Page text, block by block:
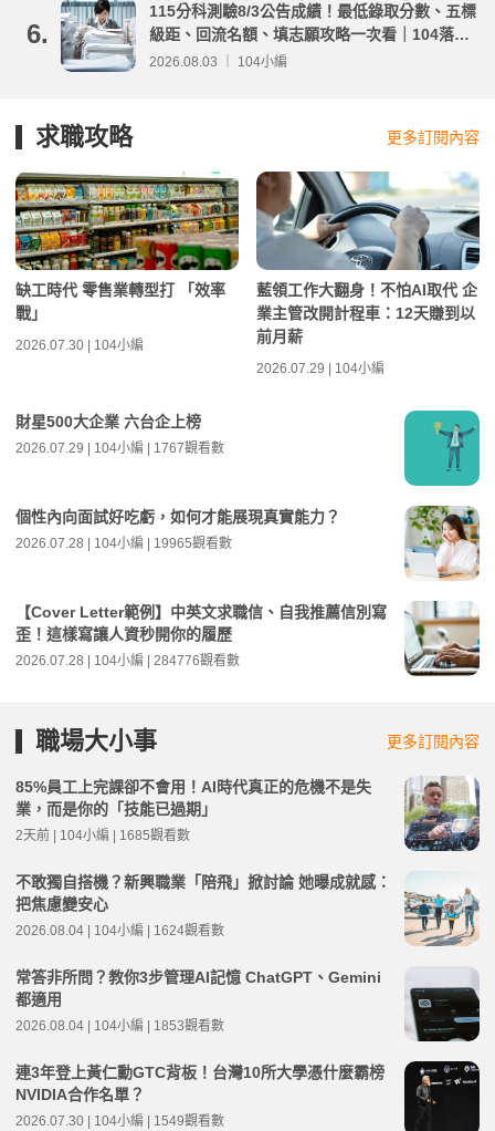
6.
115分科測驗8/3公告成績！最低錄取分數、五標
級距、回流名額、填志願攻略一次看｜104落點
分析
2026.08.03 ｜ 104小編
求職攻略 更多訂閱內容
缺工時代 零售業轉型打 「效率
戰」
2026.07.30 | 104小編
藍領工作大翻身！不怕AI取代 企
業主管改開計程車：12天賺到以
前月薪
2026.07.29 | 104小編
財星500大企業 六台企上榜
2026.07.29 | 104小編 | 1767觀看數
個性內向面試好吃虧，如何才能展現真實能力？
2026.07.28 | 104小編 | 19965觀看數
【Cover Letter範例】中英文求職信、自我推薦信別寫
歪！這樣寫讓人資秒開你的履歷
2026.07.28 | 104小編 | 284776觀看數
職場大小事 更多訂閱內容
85%員工上完課卻不會用！AI時代真正的危機不是失
業，而是你的「技能已過期」
2天前 | 104小編 | 1685觀看數
不敢獨自搭機？新興職業「陪飛」掀討論 她曝成就感：
把焦慮變安心
2026.08.04 | 104小編 | 1624觀看數
常答非所問？教你3步管理AI記憶 ChatGPT、Gemini
都適用
2026.08.04 | 104小編 | 1853觀看數
連3年登上黃仁勳GTC背板！台灣10所大學憑什麼霸榜
NVIDIA合作名單？
2026.07.30 | 104小編 | 1549觀看數